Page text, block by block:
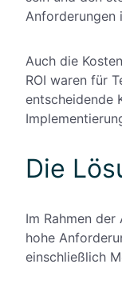
Anforderungen
Auch die
ROI waren für
entscheidende
Die
Im Rahmen
hohe
einschließlich